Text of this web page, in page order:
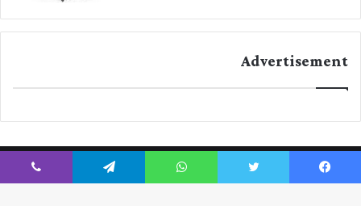
Advertisement
Facebook
Twitter
YouTube
Instagram Facebook
Twitter
WhatsApp
Telegram
Viber